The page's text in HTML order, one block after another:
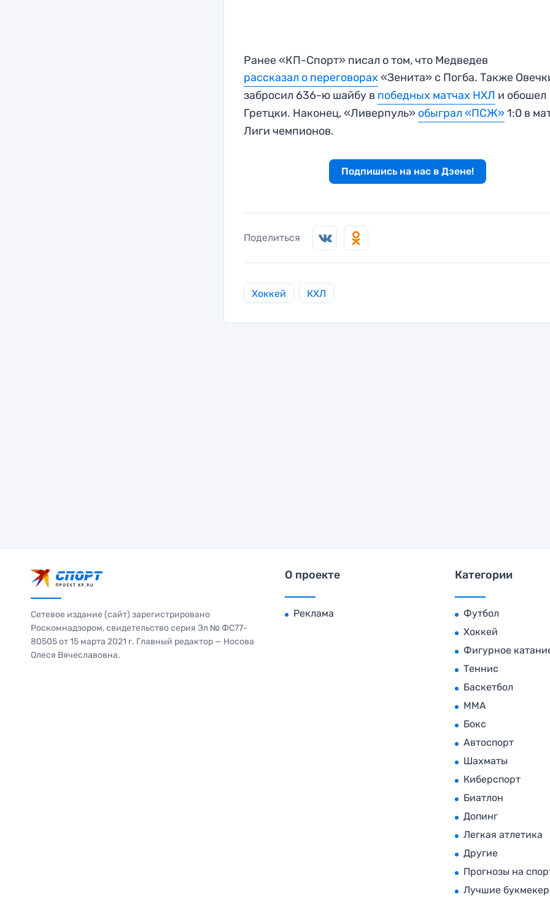
Ранее «КП-Спорт» писал о том, что Медведев
рассказал о переговорах «Зенита» с Погба. Также
забросил 636-ю шайбу в победных матчах НХЛ и обошел
Гретцки. Наконец, «Ливерпуль» обыграл «ПСЖ»1:0 в
Лиги чемпионов.
Подпишись на нас в Дзене!
Поделиться
Хоккей КХЛ
Сетевое издание (сайт) зарегистрировано
Роскомнадзором, свидетельство серия Эл № ФС77-
80505 от 15 марта 2021 г. Главный редактор — Носова
Олеся Вячеславовна.
О проекте
Реклама
Категории
Футбол
Хоккей
Фигурное
Теннис
Баскетбол
MMA
Бокс
Автоспорт
Шахматы
Киберспорт
Биатлон
Допинг
Легкая атлетика
Другие
Прогнозы на
Лучшие